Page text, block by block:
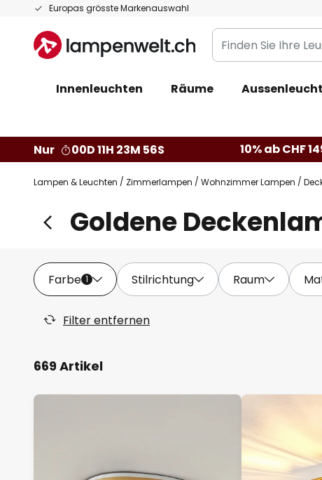
Europas grösste Markenauswahl
Zum
springen
Finden
Sie
Leuchte...
Innenleuchten Räume
Nur
00D 11H 23M 55S 10% ab CHF
Lampen & Leuchten Zimmerlampen Wohnzimmer Lampen
Goldene
Farbe 1 Stilrichtung Raum
Filter entfernen
669 Artikel